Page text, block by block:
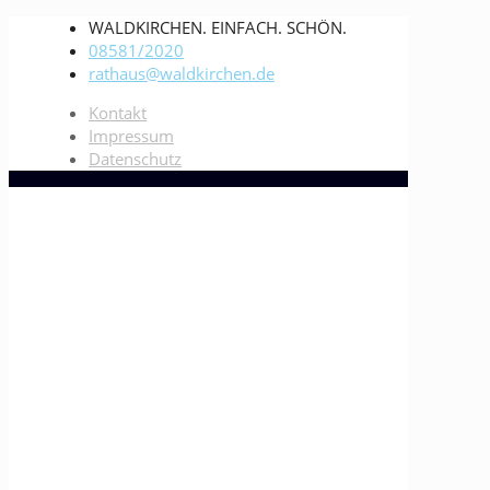
WALDKIRCHEN. EINFACH. SCHÖN.
08581/2020
rathaus@waldkirchen.de
Kontakt
Impressum
Datenschutz